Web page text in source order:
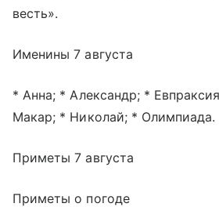
весть».
Именины 7 августа
* Анна; * Александр; *
Макар; * Николай; * Олимпиада.
Приметы 7 августа
Приметы о погоде